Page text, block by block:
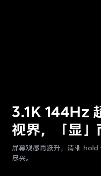
3.1K 144Hz
视界，「显」
屏幕观感再跃升，清晰 hold
尽兴。